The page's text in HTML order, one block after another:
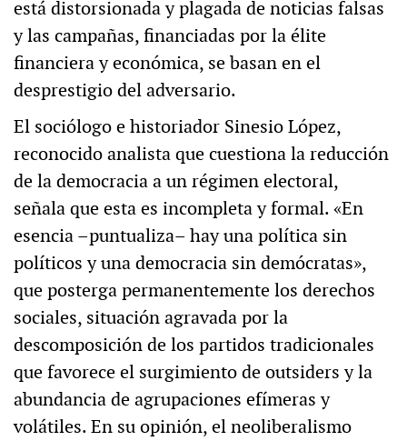
está distorsionada y plagada de noticias falsas
y las campañas, financiadas por la élite
financiera y económica, se basan en el
desprestigio del adversario.
El sociólogo e historiador Sinesio López,
reconocido analista que cuestiona la reducción
de la democracia a un régimen electoral,
señala que esta es incompleta y formal. «En
esencia –puntualiza– hay una política sin
políticos y una democracia sin demócratas»,
que posterga permanentemente los derechos
sociales, situación agravada por la
descomposición de los partidos tradicionales
que favorece el surgimiento de outsiders y la
abundancia de agrupaciones efímeras y
volátiles. En su opinión, el neoliberalismo